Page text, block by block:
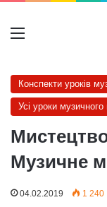
Меню
Конспекти уроків
Усі уроки
Мистецтво
Музичне
04.02.2019 1 240